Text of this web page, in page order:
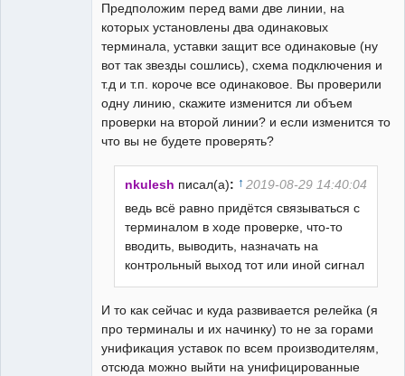
Предположим перед вами две линии, на
которых установлены два одинаковых
терминала, уставки защит все одинаковые (ну
вот так звезды сошлись), схема подключения и
т.д и т.п. короче все одинаковое. Вы проверили
одну линию, скажите изменится ли объем
проверки на второй линии? и если изменится то
что вы не будете проверять?
nkulesh писал(а): ↑ 2019-08-29 14:40:04
ведь всё равно придётся связываться с
терминалом в ходе проверке, что-то
вводить, выводить, назначать на
контрольный выход тот или иной сигнал
И то как сейчас и куда развивается релейка (я
про терминалы и их начинку) то не за горами
унификация уставок по всем производителям,
отсюда можно выйти на унифицированные